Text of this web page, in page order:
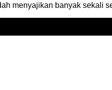
menyajikan banyak sekali